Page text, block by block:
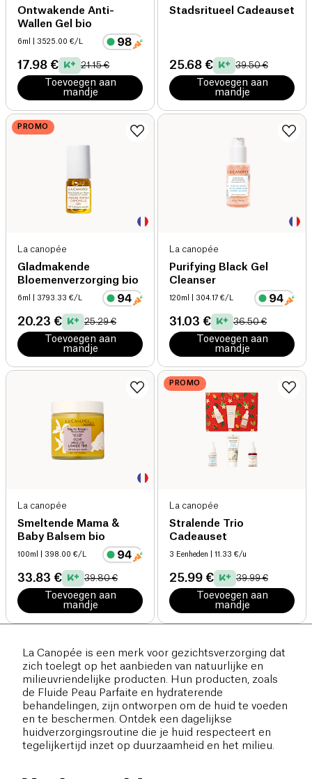
Ontwakende Anti-
Wallen Gel bio
6ml | 3525.00 €/L
17.98 € 21.15 €
Toevoegen aan
mandje
Stadsritueel Cadeauset
25.68 € 39.50 €
Toevoegen aan
mandje
PROMO
La canopée
Gladmakende
Bloemenverzorging bio
6ml | 3793.33 €/L
20.23 € 25.29 €
Toevoegen aan
mandje
La canopée
Purifying Black Gel
Cleanser
120ml | 304.17 €/L
31.03 € 36.50 €
Toevoegen aan
mandje
La canopée
Smeltende Mama &
Baby Balsem bio
100ml | 398.00 €/L
33.83 € 39.80 €
Toevoegen aan
mandje
PROMO
La canopée
Stralende Trio
Cadeauset
3 Eenheden | 11.33 €/u
25.99 € 39.99 €
Toevoegen aan
mandje
La Canopée is een merk voor gezichtsverzorging dat
zich toelegt op het aanbieden van natuurlijke en
milieuvriendelijke producten. Hun producten, zoals
de Fluide Peau Parfaite en hydraterende
behandelingen, zijn ontworpen om de huid te voeden
en te beschermen. Ontdek een dagelijkse
huidverzorgingsroutine die je huid respecteert en
tegelijkertijd inzet op duurzaamheid en het milieu.